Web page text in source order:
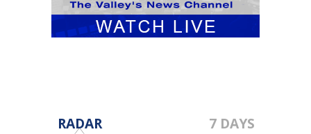
RADAR 7 DAYS